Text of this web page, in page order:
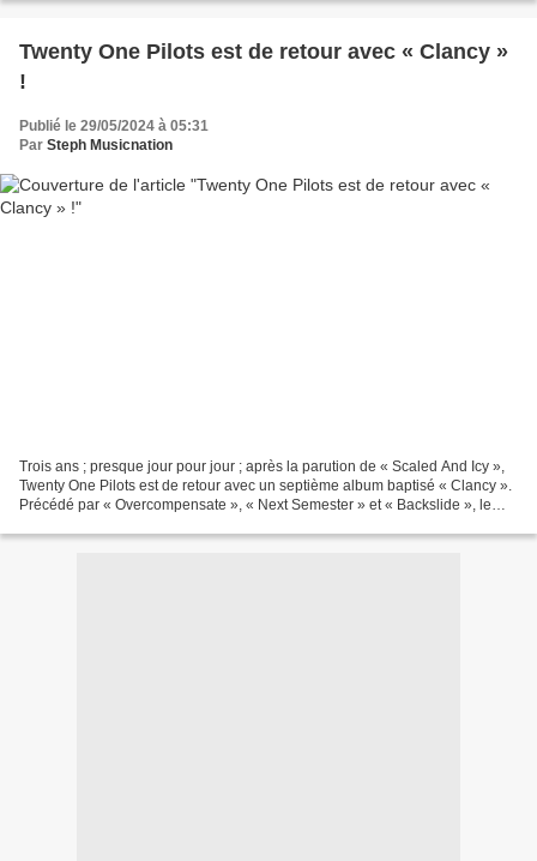
Twenty One Pilots est de retour avec « Clancy »
!
Publié le 29/05/2024 à 05:31
Par Steph Musicnation
Trois ans ; presque jour pour jour ; après la parution de « Scaled And Icy »,
Twenty One Pilots est de retour avec un septième album baptisé « Clancy ».
Précédé par « Overcompensate », « Next Semester » et « Backslide », le